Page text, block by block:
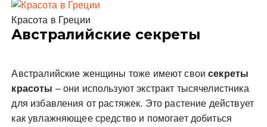
Красота в Греции
Австралийские секреты
Австралийские женщины тоже имеют своисекреты
красоты – они используют экстракт тысячелистника
для избавления от растяжек. Это растение действует
как увлажняющее средство и помогает добиться